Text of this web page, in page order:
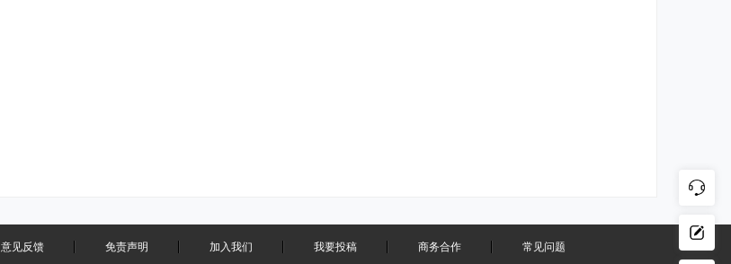
意见反馈 免责声明 加入我们 我要投稿 商务合作 常见问题